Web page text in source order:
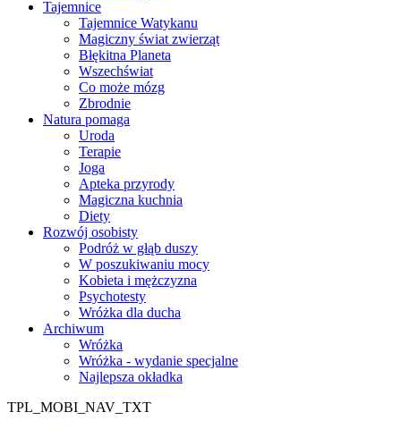
Tajemnice
Tajemnice Watykanu
Magiczny świat zwierząt
Błękitna Planeta
Wszechświat
Co może mózg
Zbrodnie
Natura pomaga
Uroda
Terapie
Joga
Apteka przyrody
Magiczna kuchnia
Diety
Rozwój osobisty
Podróż w głąb duszy
W poszukiwaniu mocy
Kobieta i mężczyzna
Psychotesty
Wróżka dla ducha
Archiwum
Wróżka
Wróżka - wydanie specjalne
Najlepsza okładka
TPL_MOBI_NAV_TXT